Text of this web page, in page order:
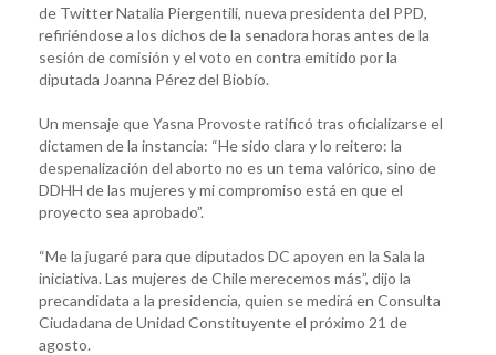
de Twitter Natalia Piergentili, nueva presidenta del PPD,
refiriéndose a los dichos de la senadora horas antes de la
sesión de comisión y el voto en contra emitido por la
diputada Joanna Pérez del Biobío.
Un mensaje que Yasna Provoste ratificó tras oficializarse el
dictamen de la instancia: “He sido clara y lo reitero: la
despenalización del aborto no es un tema valórico, sino de
DDHH de las mujeres y mi compromiso está en que el
proyecto sea aprobado”.
“Me la jugaré para que diputados DC apoyen en la Sala la
iniciativa. Las mujeres de Chile merecemos más”, dijo la
precandidata a la presidencia, quien se medirá en Consulta
Ciudadana de Unidad Constituyente el próximo 21 de
agosto.